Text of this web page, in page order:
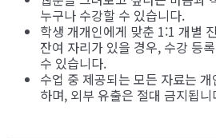
누구나 수강할 수 있습니다.
학생 개개인에게 맞춘 1:1 개별
잔여 자리가 있을 경우, 수강 등
수 있습니다.
수업 중 제공되는 모든 자료는
하며, 외부 유출은 절대 금지됩니